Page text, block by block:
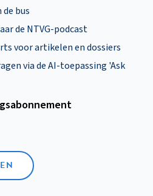
bus
de NTVG-podcast
voor artikelen en dossiers
via de AI-toepassing 'Ask